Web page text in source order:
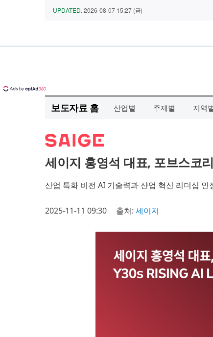
보도자료 홈 산업별 주제별 지역
세이지 홍영석 대표, 포브스코
산업 특화 비전 AI 기술력과 산업 혁신 리더십 인
2025-11-11 09:30 출처: 세이지